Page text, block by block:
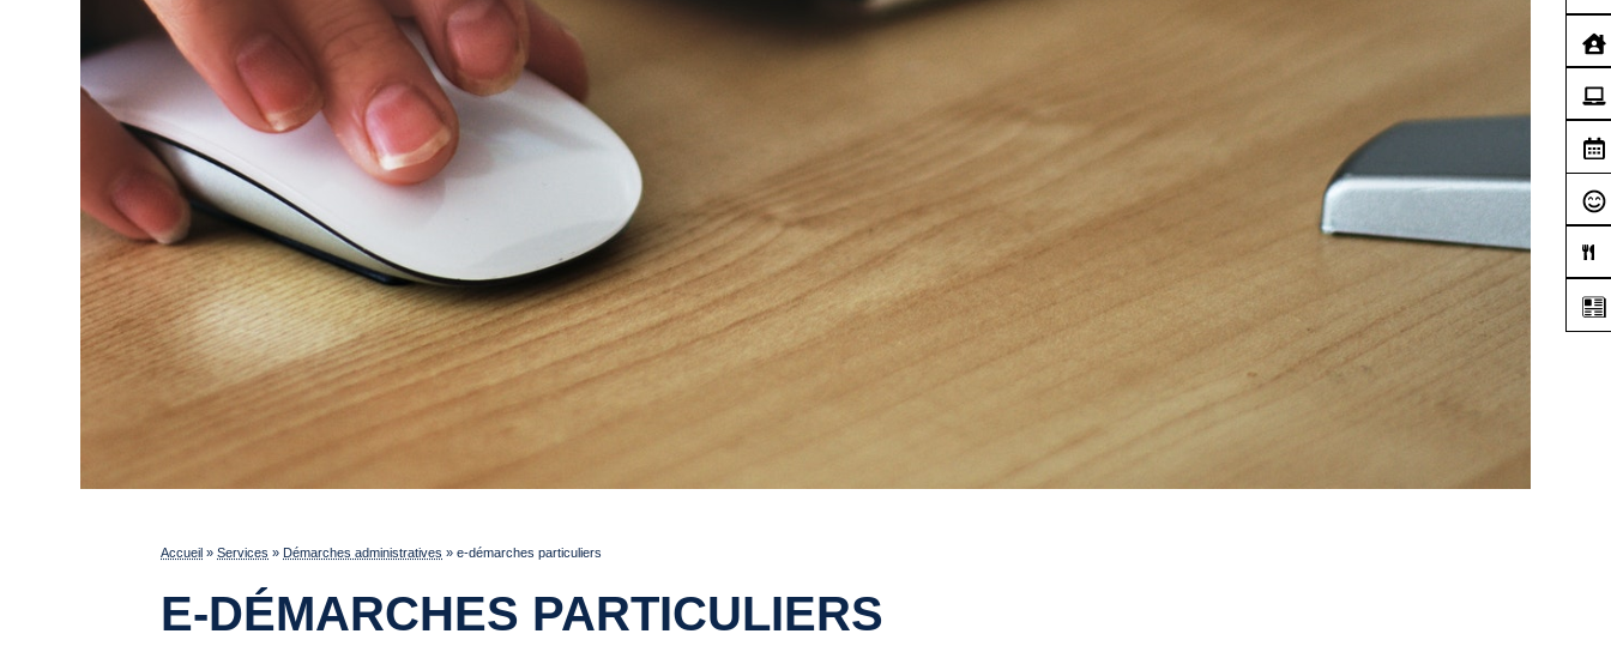
Accueil »Services » Démarches administratives »e-démarches particuliers
E-DÉMARCHES PARTICULIERS